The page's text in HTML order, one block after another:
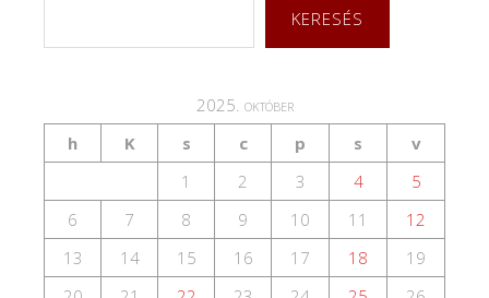
KERESÉS
2025. október
h
K s c p s
v
1
2 3 4
5
6
7 8 9 10 11
12
13
14 15 16 17 18
19